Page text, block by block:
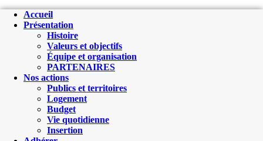
Accueil
Présentation
Histoire
Valeurs et objectifs
Équipe et organisation
PARTENAIRES
Nos actions
Publics et territoires
Logement
Budget
Vie quotidienne
Insertion